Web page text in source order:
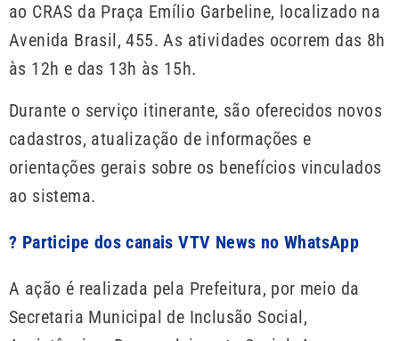
ao CRAS da Praça Emílio Garbeline, localizado na
Avenida Brasil, 455. As atividades ocorrem das 8h
às 12h e das 13h às 15h.
Durante o serviço itinerante, são oferecidos novos
cadastros, atualização de informações e
orientações gerais sobre os benefícios vinculados
ao sistema.
? Participe dos canais VTV News no WhatsApp
A ação é realizada pela Prefeitura, por meio da
Secretaria Municipal de Inclusão Social,